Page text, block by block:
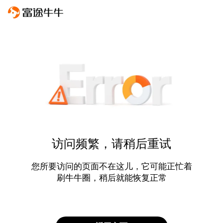
访问频繁，请稍后重试
您所要访问的页面不在这儿，它可能正忙着
刷牛牛圈，稍后就能恢复正常